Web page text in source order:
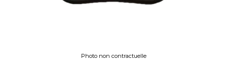
Photo non contractuelle